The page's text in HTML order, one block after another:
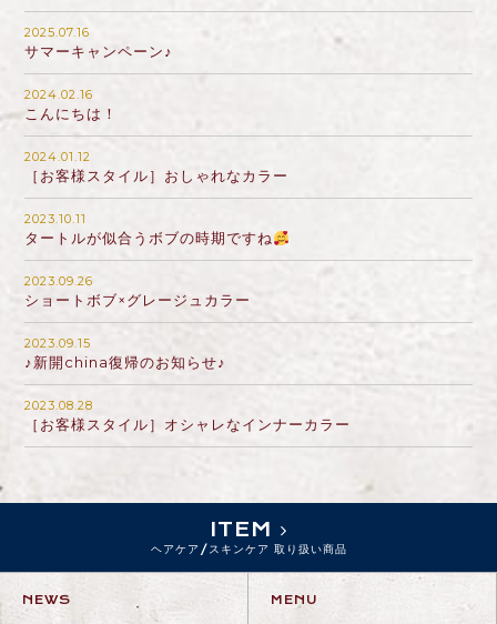
2025.07.16
サマーキャンペーン♪
2024.02.16
こんにちは！
2024.01.12
［お客様スタイル］おしゃれなカラー
2023.10.11
タートルが似合うボブの時期ですね
2023.09.26
ショートボブ×グレージュカラー
2023.09.15
♪新開china復帰のお知らせ♪
2023.08.28
［お客様スタイル］オシャレなインナーカラー
ITEM
ヘアケア/スキンケア 取り扱い商品
NEWS MENU